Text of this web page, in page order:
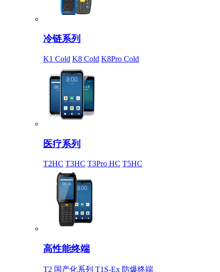
冷链系列
K1 Cold K8 Cold K8Pro Cold
医疗系列
T2HC T3HC T3Pro HC T5HC
高性能终端
T2 国产化系列 T1S-Ex 防爆终端